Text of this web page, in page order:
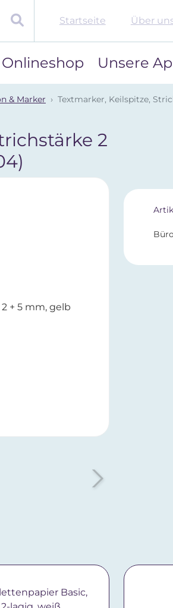
Startseite Über
Onlineshop Unsere
& Marker Textmarker, Keilspitze,
2